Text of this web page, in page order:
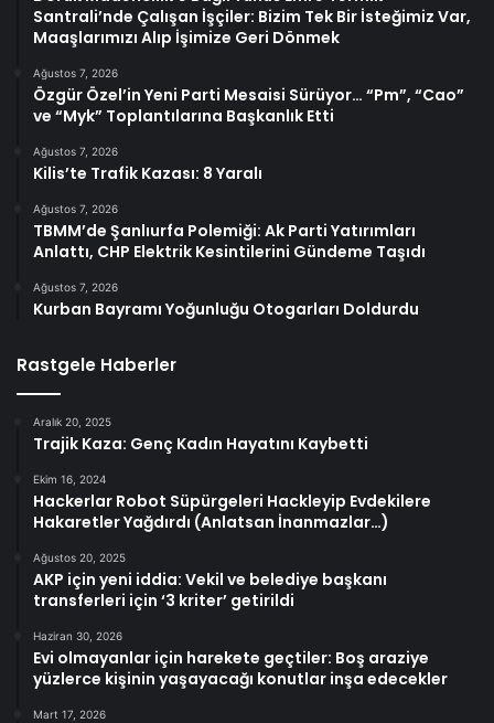
Santrali’nde Çalışan İşçiler: Bizim Tek Bir İsteğimiz Var,
Maaşlarımızı Alıp İşimize Geri Dönmek
Ağustos 7, 2026
Özgür Özel’in Yeni Parti Mesaisi Sürüyor… “Pm”, “Cao”
ve “Myk” Toplantılarına Başkanlık Etti
Ağustos 7, 2026
Kilis’te Trafik Kazası: 8 Yaralı
Ağustos 7, 2026
TBMM’de Şanlıurfa Polemiği: Ak Parti Yatırımları
Anlattı, CHP Elektrik Kesintilerini Gündeme Taşıdı
Ağustos 7, 2026
Kurban Bayramı Yoğunluğu Otogarları Doldurdu
Rastgele Haberler
Aralık 20, 2025
Trajik Kaza: Genç Kadın Hayatını Kaybetti
Ekim 16, 2024
Hackerlar Robot Süpürgeleri Hackleyip Evdekilere
Hakaretler Yağdırdı (Anlatsan İnanmazlar…)
Ağustos 20, 2025
AKP için yeni iddia: Vekil ve belediye başkanı
transferleri için ‘3 kriter’ getirildi
Haziran 30, 2026
Evi olmayanlar için harekete geçtiler: Boş araziye
yüzlerce kişinin yaşayacağı konutlar inşa edecekler
Mart 17, 2026